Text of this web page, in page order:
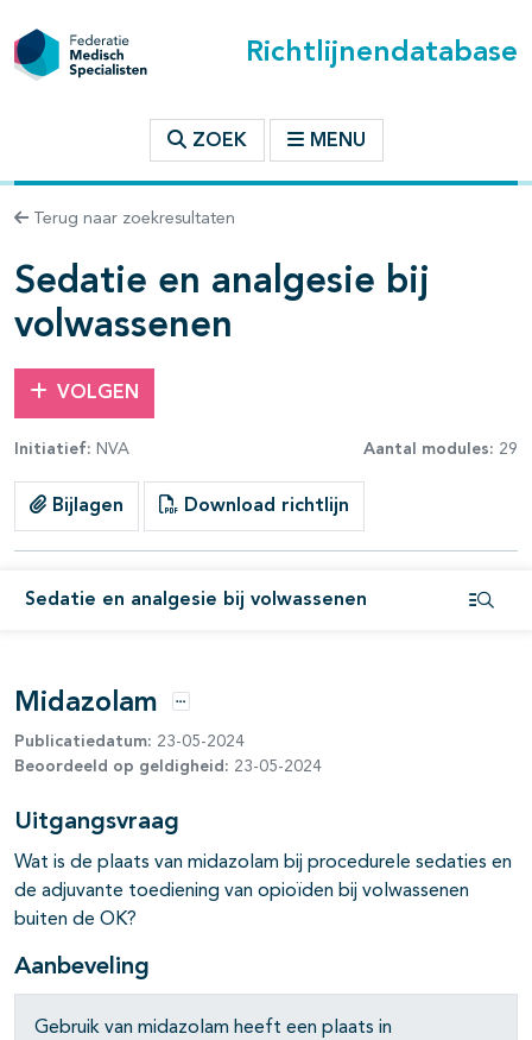
Richtlijnendatabase
ZOEK MENU
Terug naar zoekresultaten
Sedatie en analgesie bij
volwassenen
VOLGEN
Initiatief: NVA Aantal modules: 29
Bijlagen Download richtlijn
Sedatie en analgesie bij volwassenen
binnen deze richtlijn
open- en dichtklappen
open- en dichtklappen
Midazolam Opties
Publicatiedatum: 23-05-2024
Beoordeeld op geldigheid: 23-05-2024
Uitgangsvraag
Wat is de plaats van midazolam bij procedurele sedaties en
de adjuvante toediening van opioïden bij volwassenen
buiten de OK?
Aanbeveling
Gebruik van midazolam heeft een plaats in